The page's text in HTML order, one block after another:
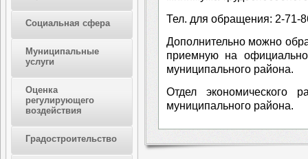
Социальная сфера
Муниципальные
услуги
Оценка
регулирующего
воздействия
Градостроительство
Тел. для обращения: 2-71-
Дополнительно можно
приемную на
муниципального района.
Отдел экономического
муниципального района.